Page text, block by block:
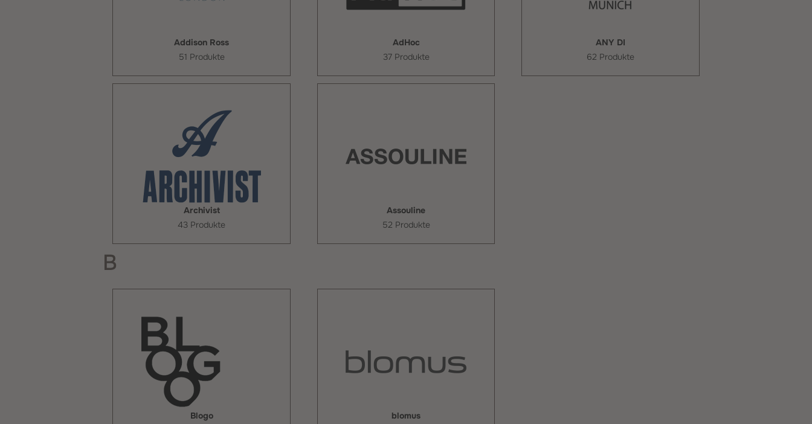
Addison Ross
51 Produkte
AdHoc
37 Produkte
ANY DI
62 Produkte
Archivist
43 Produkte
Assouline
52 Produkte
B
Blogo
blomus